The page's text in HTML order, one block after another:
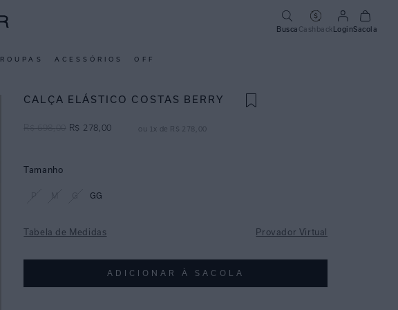
Busca CashbackLoginSacola
ROUPAS ACESSÓRIOS OFF
CALÇA ELÁSTICO COSTAS BERRY
R$ 698,00 R$ 278 00 ou 1 x de R$ 278 00
Tamanho
GG
Tabela de Medidas Provador Virtual
ADICIONAR À SACOLA